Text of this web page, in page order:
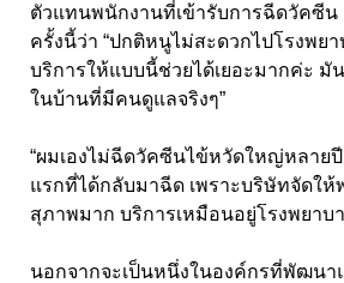
ตัวแทนพนักงานที่เข้ารับการฉีดวัคซีน
ครั้งนี้ว่า “ปกติหนูไม่สะดวกไปโรงพย
บริการให้แบบนี้ช่วยได้เยอะมากค่ะ มั
ในบ้านที่มีคนดูแลจริงๆ”
“ผมเองไม่ฉีดวัคซีนไข้หวัดใหญ่หลาย
แรกที่ได้กลับมาฉีด เพราะบริษัทจัดใ
สุภาพมาก บริการเหมือนอยู่โรงพยาบา
นอกจากจะเป็นหนึ่งในองค์กรที่พัฒนา